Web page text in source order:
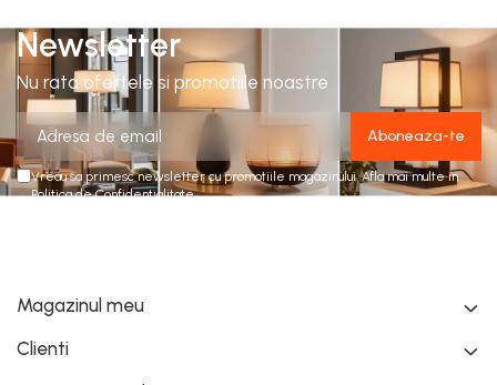
Newsletter
Nu rata ofertele si promotiile noastre
Vreau sa primesc newsletter cu promotiile magazinului. Afla mai multe in
Politica de Confidentialitate
Magazinul meu
Clienti